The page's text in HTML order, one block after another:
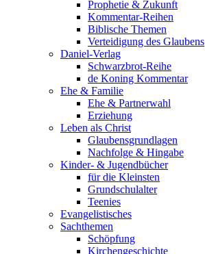
Prophetie & Zukunft
Kommentar-Reihen
Biblische Themen
Verteidigung des Glaubens
Daniel-Verlag
Schwarzbrot-Reihe
de Koning Kommentar
Ehe & Familie
Ehe & Partnerwahl
Erziehung
Leben als Christ
Glaubensgrundlagen
Nachfolge & Hingabe
Kinder- & Jugendbücher
für die Kleinsten
Grundschulalter
Teenies
Evangelistisches
Sachthemen
Schöpfung
Kirchengeschichte